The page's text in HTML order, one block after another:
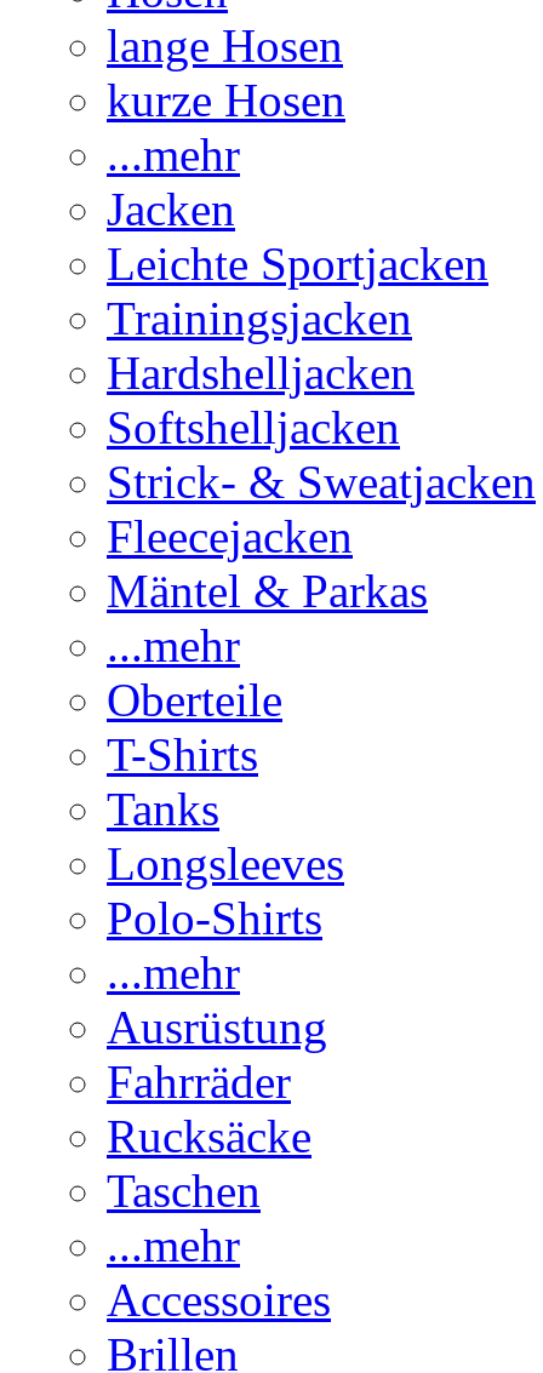
lange Hosen
kurze Hosen
...mehr
Jacken
Leichte Sportjacken
Trainingsjacken
Hardshelljacken
Softshelljacken
Strick- & Sweatjacken
Fleecejacken
Mäntel & Parkas
...mehr
Oberteile
T-Shirts
Tanks
Longsleeves
Polo-Shirts
...mehr
Ausrüstung
Fahrräder
Rucksäcke
Taschen
...mehr
Accessoires
Brillen